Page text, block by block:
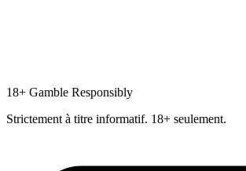
18+ Gamble Responsibly
Strictement à titre informatif. 18+ seulement.